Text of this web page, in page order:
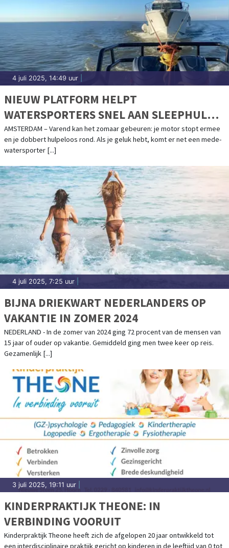
4 juli 2025, 14:49 uur
NIEUW PLATFORM HELPT
WATERSPORTERS SNEL AAN SLEEPHULP:
SLEPENDOENWESAMEN.NL LIVE
AMSTERDAM – Varend kan het zomaar gebeuren: je motor stopt ermee
en je dobbert hulpeloos rond. Als je geluk hebt, komt er net een mede-
watersporter [...]
4 juli 2025, 7:25 uur
BIJNA DRIEKWART NEDERLANDERS OP
VAKANTIE IN ZOMER 2024
NEDERLAND - In de zomer van 2024 ging 72 procent van de mensen van
15 jaar of ouder op vakantie. Gemiddeld ging men twee keer op reis.
Gezamenlijk [...]
3 juli 2025, 19:11 uur
KINDERPRAKTIJK THEONE: IN
VERBINDING VOORUIT
Kinderpraktijk Theone heeft zich de afgelopen 20 jaar ontwikkeld tot
een interdisciplinaire praktijk gericht op kinderen in de leeftijd van 0 tot